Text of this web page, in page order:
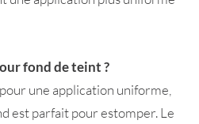
fond de teint ?
une application uniforme,
est parfait pour estomper. Le